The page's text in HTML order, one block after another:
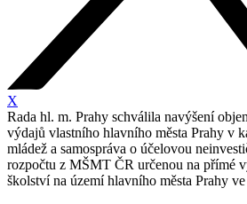
X
Rada hl. m. Prahy schválila navýšení
výdajů vlastního hlavního města Prahy v
mládež a samospráva o účelovou
rozpočtu z MŠMT ČR určenou na přímé
školství na území hlavního města Prahy